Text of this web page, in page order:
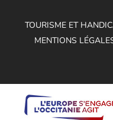
TOURISME ET
MENTIONS